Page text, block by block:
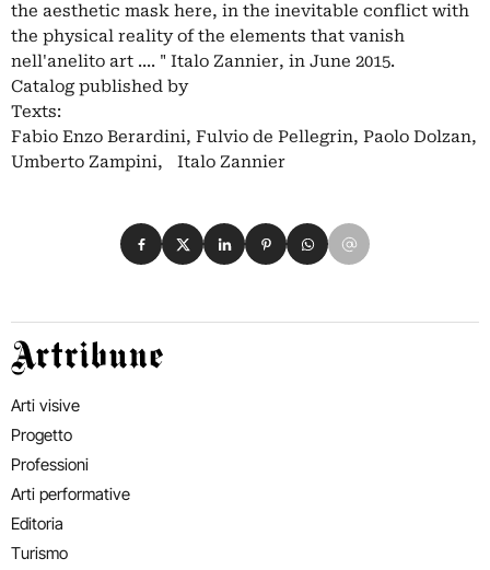
the aesthetic mask here, in the inevitable conflict with
the physical reality of the elements that vanish
nell'anelito art .... " Italo Zannier, in June 2015.
Catalog published by
Texts:
Fabio Enzo Berardini, Fulvio de Pellegrin, Paolo Dolzan,
Umberto Zampini, Italo Zannier
Condividi su Facebook
Condividi su X
Condividi su LinkedIn
Condividi su Pinterest
Condividi su WhatsApp
Condividi su Email
Artribune
Arti visive
Progetto
Professioni
Arti performative
Editoria
Turismo